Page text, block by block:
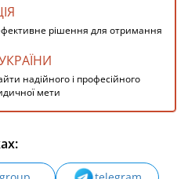
рішення для отримання
надійного і професійного
мети